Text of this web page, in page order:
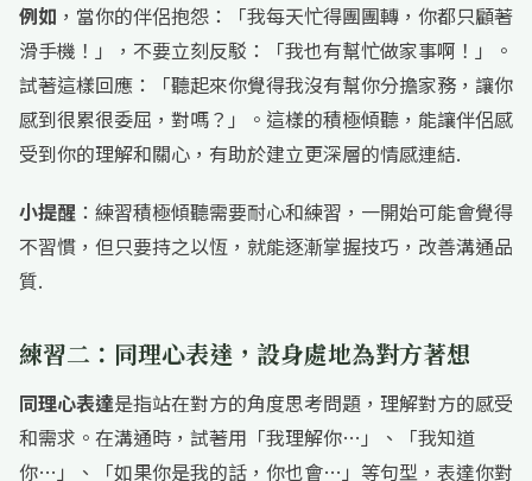
例如 ，當你的伴侶抱怨：「我每天忙得團團轉，你都只顧著
滑手機！」，不要立刻反駁：「我也有幫忙做家事啊！」。
試著這樣回應：「聽起來你覺得我沒有幫你分擔家務，讓你
感到很累很委屈，對嗎？」。這樣的積極傾聽，能讓伴侶感
受到你的理解和關心，有助於建立更深層的情感連結.
小提醒 ：練習積極傾聽需要耐心和練習，一開始可能會覺得
不習慣，但只要持之以恆，就能逐漸掌握技巧，改善溝通品
質.
練習二：同理心表達，設身處地為對方著想
同理心表達是指站在對方的角度思考問題，理解對方的感受
和需求。在溝通時，試著用「我理解你…」、「我知道
你…」、「如果你是我的話，你也會…」等句型，表達你對